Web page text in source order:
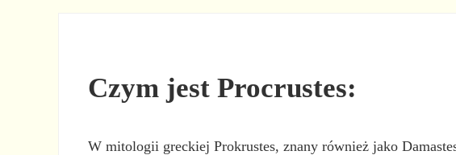
Czym jest Procrustes:
W mitologii greckiej Prokrustes, znany również jako